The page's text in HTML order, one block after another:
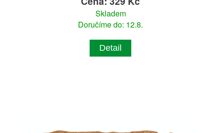
Skladem
Doručíme do: 12.8.
Detail